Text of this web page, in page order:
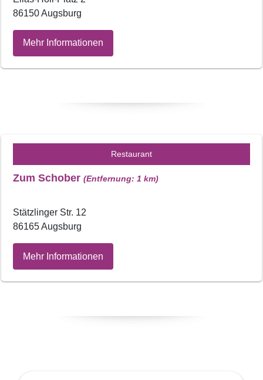
86150 Augsburg
Mehr Informationen
Restaurant
Zum Schober (Entfernung: 1 km)
Stätzlinger Str. 12
86165 Augsburg
Mehr Informationen